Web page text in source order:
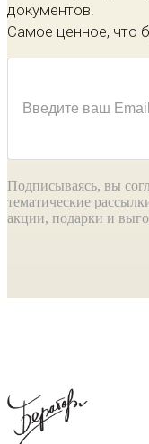
документов.
Самое ценное, что
Подписываясь, вы
тематические
акции, подарки и